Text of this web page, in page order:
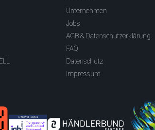
Unternehmen
Jobs
AGB & Datenschutzerklärung
FAQ
Datenschutz
Impressum